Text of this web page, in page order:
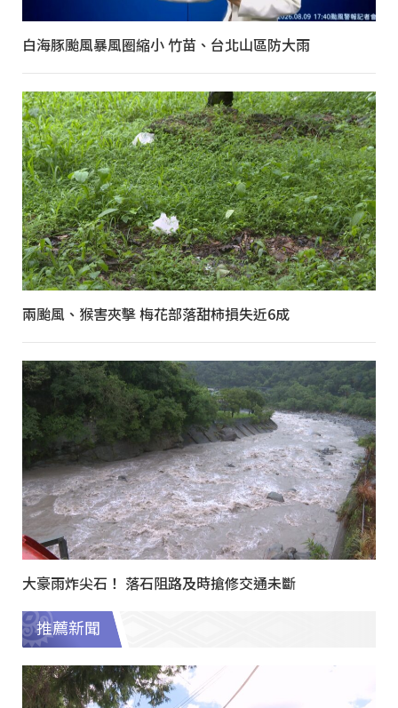
白海豚颱風暴風圈縮小 竹苗、台北山區防大雨
兩颱風、猴害夾擊 梅花部落甜柿損失近6成
大豪雨炸尖石！ 落石阻路及時搶修交通未斷
推薦新聞